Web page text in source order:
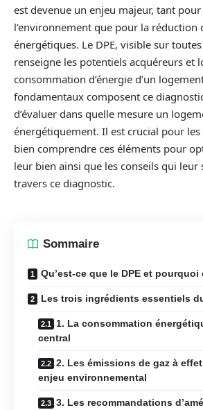
est devenue un enjeu majeur, tant
l’environnement que pour la réduction
énergétiques. Le DPE, visible sur
renseigne les potentiels acquéreurs et
consommation d’énergie d’un
fondamentaux composent ce
d’évaluer dans quelle mesure un
énergétiquement. Il est crucial pour
bien comprendre ces éléments pour
leur bien ainsi que les conseils qui leur
travers ce diagnostic.
Sommaire
Qu’est-ce que le DPE et
Les trois ingrédients essentiels
1. La consommation
central
2. Les émissions de gaz à
enjeu environnemental
3. Les recommandations